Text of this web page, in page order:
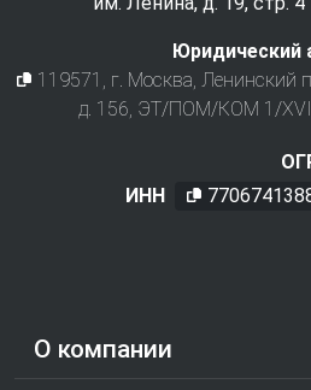
О компании
Юридический
119571 , г. Москва, Ленинский
д. 156, ЭТ/ПОМ/КОМ 1/
ИНН